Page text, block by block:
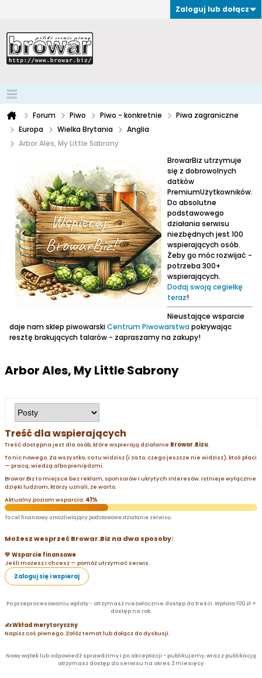
Zaloguj lub dołącz
Forum Piwo Piwo - konkretnie
Piwa zagraniczne
Europa
Wielka Brytania
Anglia
Arbor Ales, My Little Sabrony
BrowarBiz utrzymuje
się z dobrowolnych
datków
PremiumUżytkowników.
Do absolutne
podstawowego
działania serwisu
niezbędnych jest 100
wspierających osób.
Żeby go móc rozwijać -
potrzeba 300+
wspierających.
Dodaj swoją cegiełkę
teraz!
Nieustające wsparcie
daje nam sklep piwowarskiCentrum Piwowarstwapokrywając
resztę brakujących talarów - zapraszamy na zakupy!
Arbor Ales, My Little Sabrony
Treść dla wspierających
Treść dostępna jest dla osób, które wspierają działanie Browar.Bizu.
To nic nowego. Za wszystko, co tu widzisz (i za to, czego jeszcze nie widzisz), ktoś płaci
— pracą, wiedzą albo pieniędzmi.
Browar.Biz to miejsce bez reklam, sponsorów i ukrytych interesów. Istnieje wyłącznie
dzięki ludziom, którzy uznali, że warto.
Aktualny poziom wsparcia: 41%
To cel finansowy umożliwiający podstawowe działanie serwisu.
Możesz wesprzeć Browar.Biz na dwa sposoby:
💛 Wsparcie finansowe
Jeśli możesz i chcesz — pomóż utrzymać serwis.
Zaloguj się i wspieraj
Po przeprocesowaniu wpłaty - otrzymasz niezwłocznie dostęp do treści. Wpłata 100 zł =
dostęp na rok.
✍️ Wkład merytoryczny
Napisz coś piwnego. Załóż temat lub dołącz do dyskusji.
Nowy wątek lub odpowiedź sprawdzimy i po akceptacji - publikujemy, wraz z publikacją
otrzymasz dostęp do serwisu na okres 2 miesięcy.